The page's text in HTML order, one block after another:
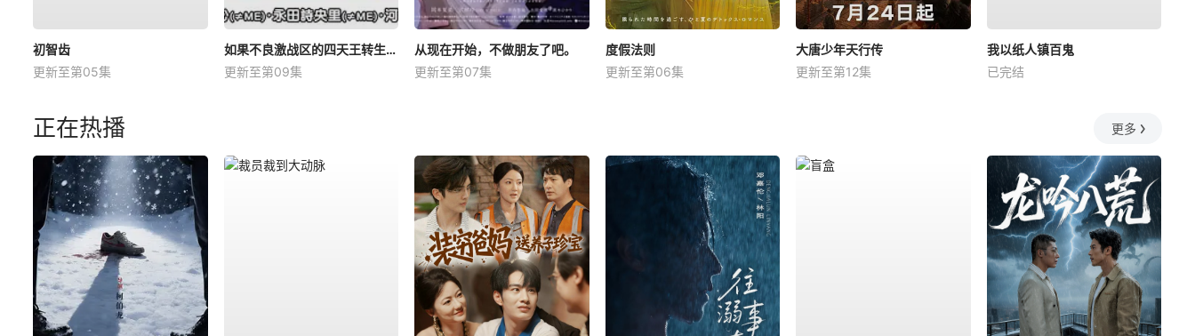
初智齿
更新至第05集
如果不良激战区的四天王转生成了偶像团体？
更新至第09集
从现在开始，不做朋友了吧。
更新至第07集
度假法则
更新至第06集
大唐少年天行传
更新至第12集
我以纸人镇百鬼
已完结
正在热播 更多